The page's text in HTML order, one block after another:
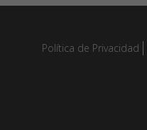
Política de Privacidad